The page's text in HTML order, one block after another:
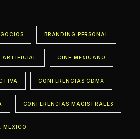
BRANDING PERSONAL
ARTIFICIAL CINE MEXICANO
CONFERENCIAS CDMX
CONFERENCIAS MAGISTRALES
MÉXICO